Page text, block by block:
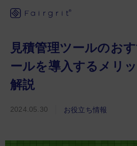
見積管理ツールのお
ールを導入するメリ
解説
2024.05.30 お役立ち情報